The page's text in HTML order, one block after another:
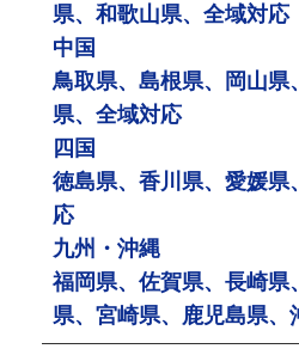
県、和歌山県、全域対応
中国
鳥取県、島根県、岡山県
県、全域対応
四国
徳島県、香川県、愛媛県
応
九州・沖縄
福岡県、佐賀県、長崎県
県、宮崎県、鹿児島県、